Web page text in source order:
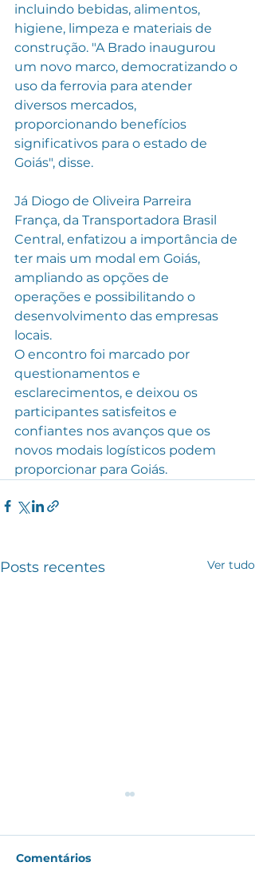
incluindo bebidas, alimentos,
higiene, limpeza e materiais de
construção. "A Brado inaugurou
um novo marco, democratizando o
uso da ferrovia para atender
diversos mercados,
proporcionando benefícios
significativos para o estado de
Goiás", disse.
Já Diogo de Oliveira Parreira
França, da Transportadora Brasil
Central, enfatizou a importância de
ter mais um modal em Goiás,
ampliando as opções de
operações e possibilitando o
desenvolvimento das empresas
locais.
O encontro foi marcado por
questionamentos e
esclarecimentos, e deixou os
participantes satisfeitos e
confiantes nos avanços que os
novos modais logísticos podem
proporcionar para Goiás.
Posts recentes Ver tudo
Comentários